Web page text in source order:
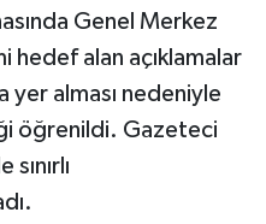
Genel Merkez
alan açıklamalar
alması nedeniyle
öğrenildi. Gazeteci